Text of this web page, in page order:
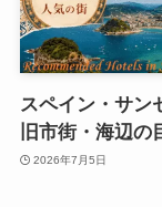
スペイン・サン
旧市街・海辺
2026年7月5日